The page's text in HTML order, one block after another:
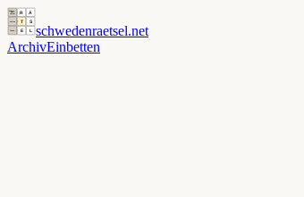
schwedenraetsel.net
ArchivEinbetten